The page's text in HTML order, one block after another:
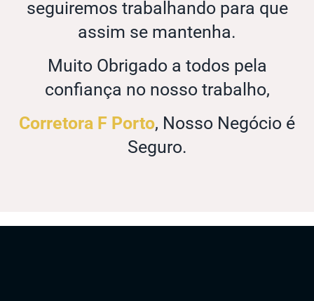
seguiremos trabalhando para que
assim se mantenha.
Muito Obrigado a todos pela
confiança no nosso trabalho,
Corretora F Porto, Nosso Negócio é
Seguro.